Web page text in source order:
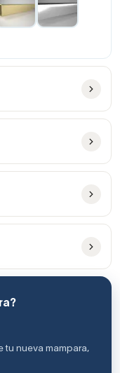
tu nueva mampara,